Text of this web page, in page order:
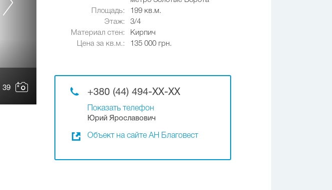
39
Площадь:
199 кв.м.
Этаж:
3/4
Материал стен:
Кирпич
Цена за кв.м.:
135 000 грн.
+380 (44) 494-XX-XX
Показать телефон
Юрий Ярославович
Объект на сайте АН Благовест